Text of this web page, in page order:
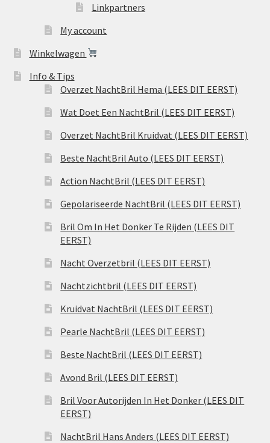
Linkpartners
My account
Winkelwagen
Info & Tips
Overzet NachtBril Hema (LEES DIT EERST)
Wat Doet Een NachtBril (LEES DIT EERST)
Overzet NachtBril Kruidvat (LEES DIT EERST)
Beste NachtBril Auto (LEES DIT EERST)
Action NachtBril (LEES DIT EERST)
Gepolariseerde NachtBril (LEES DIT EERST)
Bril Om In Het Donker Te Rijden (LEES DIT
EERST)
Nacht Overzetbril (LEES DIT EERST)
Nachtzichtbril (LEES DIT EERST)
Kruidvat NachtBril (LEES DIT EERST)
Pearle NachtBril (LEES DIT EERST)
Beste NachtBril (LEES DIT EERST)
Avond Bril (LEES DIT EERST)
Bril Voor Autorijden In Het Donker (LEES DIT
EERST)
NachtBril Hans Anders (LEES DIT EERST)